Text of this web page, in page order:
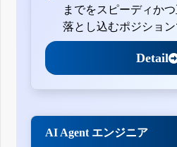
までをスピーディか
落とし込むポジション
Detail
AI Agent エンジニア